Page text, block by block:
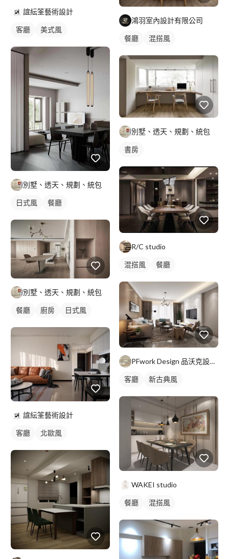
誼紜筌藝術設計
客廳 美式風
別墅、透天、規劃、統包
日式風 餐廳
別墅、透天、規劃、統包
餐廳 廚房 日式風
誼紜筌藝術設計
客廳 北歐風
鴻羽室內設計有限公司
餐廳 混搭風
別墅、透天、規劃、統包
書房
R/C studio
混搭風 餐廳
PFwork Design 品沃克設計 l 工程 安信建築經理屢約保證
客廳 新古典風
WAKEI studio
餐廳 混搭風